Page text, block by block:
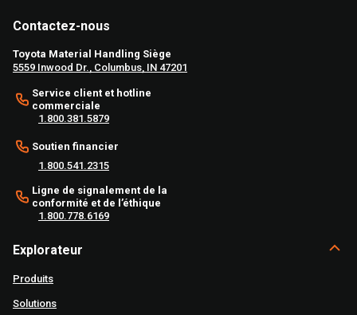
Contactez-nous
Toyota Material Handling Siège
5559 Inwood Dr., Columbus, IN 47201
Service client et hotline
commerciale
1.800.381.5879
Soutien financier
1.800.541.2315
Ligne de signalement de la
conformité et de l’éthique
1.800.778.6169
Explorateur
Produits
Solutions